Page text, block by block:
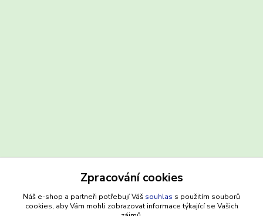
Kontakty
Zpracování cookies
Náš e-shop a partneři potřebují Váš souhlas s použitím souborů
cookies, aby Vám mohli zobrazovat informace týkající se Vašich